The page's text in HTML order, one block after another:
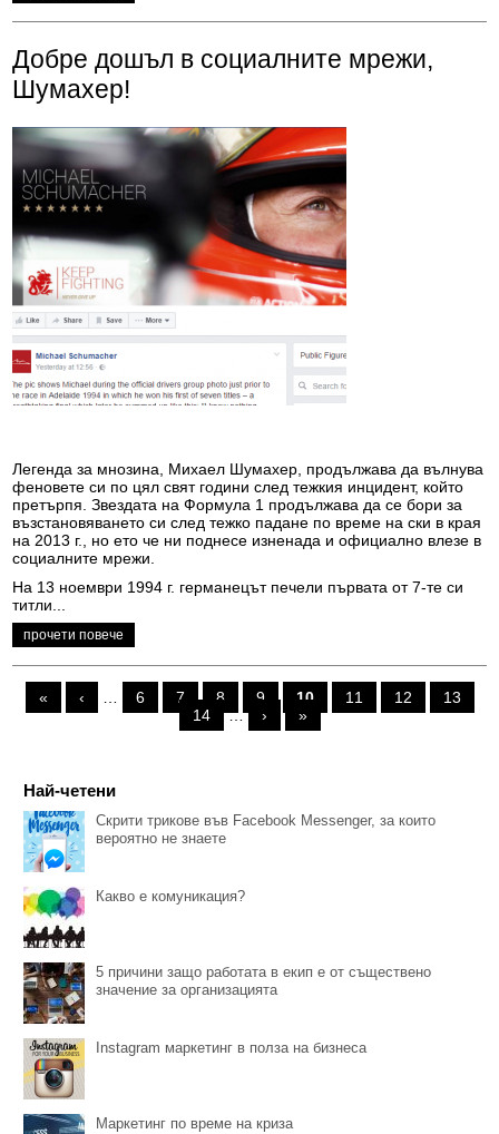
Добре дошъл в социалните мрежи,
Шумахер!
Легенда за мнозина, Михаел Шумахер, продължава да вълнува
феновете си по цял свят години след тeжкия инцидент, който
претърпя. Звездата на Формула 1 продължава да се бори за
възстановяването си след тежко падане по време на ски в края
на 2013 г., но ето че ни поднесе изненада и официално влезе в
социалните мрежи.
На 13 ноември 1994 г. германецът печели първата от 7-те си
титли...
прочети повече
Pages
« ‹ 6 7 8 9 10 11 12
13
14
… › »
Най-четени
Скрити трикове във Facebook Messenger, за които
вероятно не знаете
Какво е комуникация?
5 причини защо работата в екип е от съществено
значение за организацията
Instagram маркетинг в полза на бизнеса
Маркетинг по време на криза